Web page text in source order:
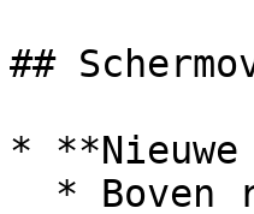
##
* **Nieuwe